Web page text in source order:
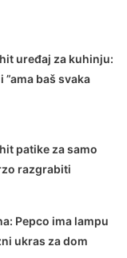
uređaj za kuhinju:
”ama baš svaka
patike za samo
razgrabiti
Pepco ima lampu
ukras za dom